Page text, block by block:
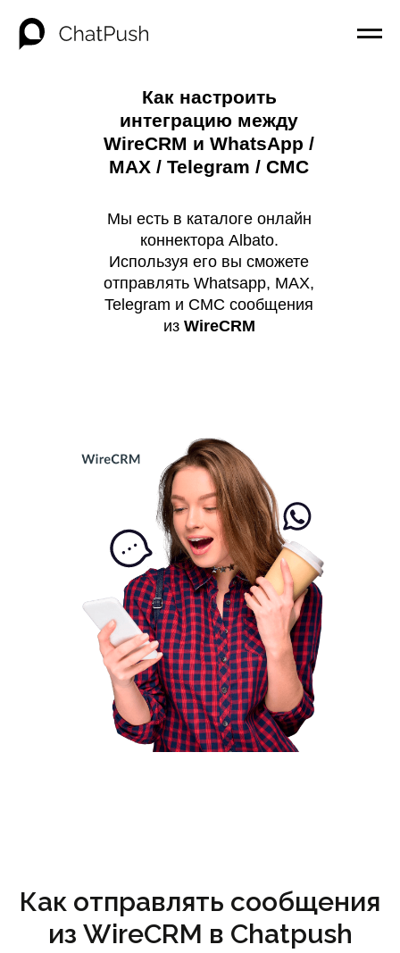
Как настроить
интеграцию между
WireCRM и WhatsApp /
MAX / Telegram / СМС
Мы есть в каталоге онлайн
коннектора Albato.
Используя его вы сможете
отправлять Whatsapp, MAX,
Telegram и СМС сообщения
из WireCRM
Как отправлять сообщения
из WireCRM в Chatpush